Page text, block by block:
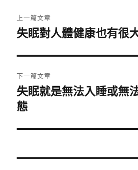
章
覽
上一篇文章
上
篇
文
章:
失眠對人體健康也有很
下一篇文章
下
一
文
失眠就是無法入睡或無
態